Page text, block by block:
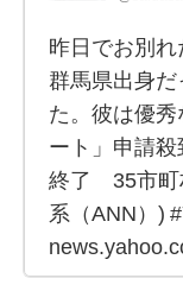
昨日でお別
群馬県出身
た。彼は優
ート」申請
終了 35市町
系（ANN）)